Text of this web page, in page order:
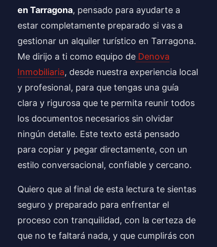
en Tarragona, pensado para ayudarte a
estar completamente preparado si vas a
gestionar un alquiler turístico en Tarragona.
Me dirijo a ti como equipo de Denova
Inmobiliaria, desde nuestra experiencia local
y profesional, para que tengas una guía
clara y rigurosa que te permita reunir todos
los documentos necesarios sin olvidar
ningún detalle. Este texto está pensado
para copiar y pegar directamente, con un
estilo conversacional, confiable y cercano.
Quiero que al final de esta lectura te sientas
seguro y preparado para enfrentar el
proceso con tranquilidad, con la certeza de
que no te faltará nada, y que cumplirás con